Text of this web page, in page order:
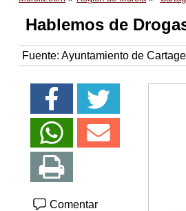
Hablemos de
Fuente: Ayuntamiento de
Comentar